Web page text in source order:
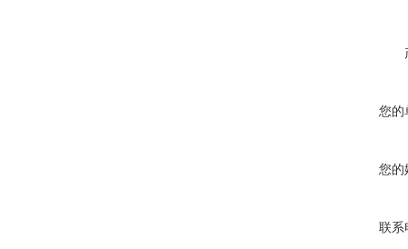
您的
您的
联系